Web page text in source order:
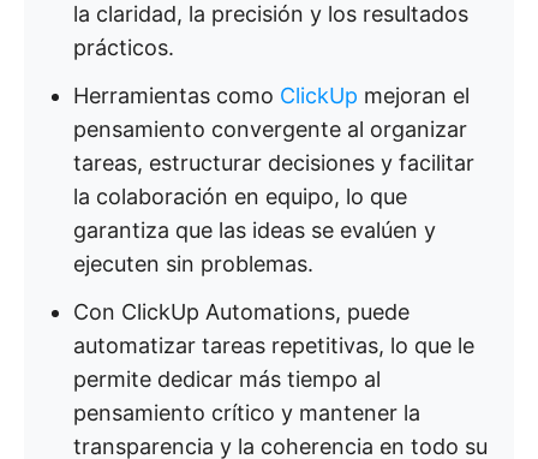
la claridad, la precisión y los resultados
prácticos.
Herramientas como ClickUp mejoran el
pensamiento convergente al organizar
tareas, estructurar decisiones y facilitar
la colaboración en equipo, lo que
garantiza que las ideas se evalúen y
ejecuten sin problemas.
Con ClickUp Automations, puede
automatizar tareas repetitivas, lo que le
permite dedicar más tiempo al
pensamiento crítico y mantener la
transparencia y la coherencia en todo su